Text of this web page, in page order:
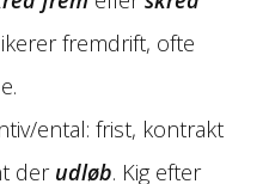
fremdrift, ofte
ental: frist, kontrakt
der udløb. Kig efter